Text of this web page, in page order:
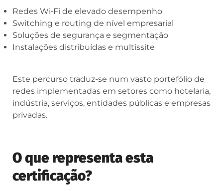
Redes Wi‑Fi de elevado desempenho
Switching e routing de nível empresarial
Soluções de segurança e segmentação
Instalações distribuídas e multissite
Este percurso traduz-se num vasto portefólio de
redes implementadas em setores como hotelaria,
indústria, serviços, entidades públicas e empresas
privadas.
O que representa esta
certificação?